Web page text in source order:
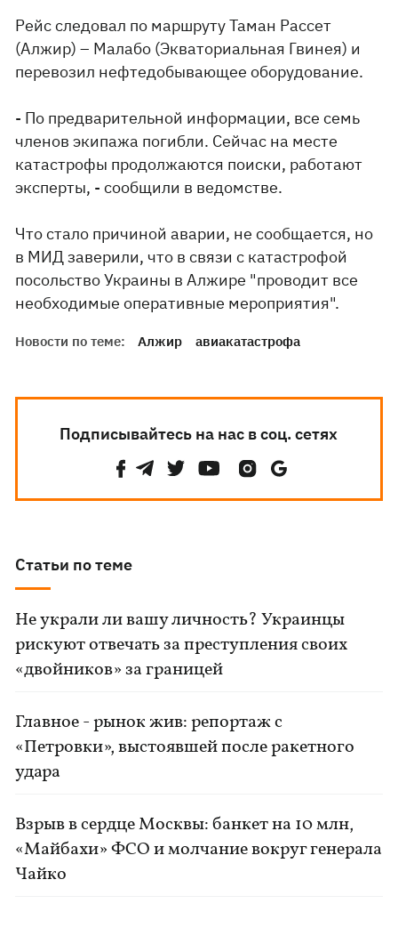
Рейс следовал по маршруту Таман Рассет
(Алжир) – Малабо (Экваториальная Гвинея) и
перевозил нефтедобывающее оборудование.
- По предварительной информации, все семь
членов экипажа погибли. Сейчас на месте
катастрофы продолжаются поиски, работают
эксперты, - сообщили в ведомстве.
Что стало причиной аварии, не сообщается, но
в МИД заверили, что в связи с катастрофой
посольство Украины в Алжире "проводит все
необходимые оперативные мероприятия".
Новости по теме: Алжир авиакатастрофа
Подписывайтесь на нас в соц. сетях
Статьи по теме
Не украли ли вашу личность? Украинцы
рискуют отвечать за преступления своих
«двойников» за границей
Главное - рынок жив: репортаж с
«Петровки», выстоявшей после ракетного
удара
Взрыв в сердце Москвы: банкет на 10 млн,
«Майбахи» ФСО и молчание вокруг генерала
Чайко